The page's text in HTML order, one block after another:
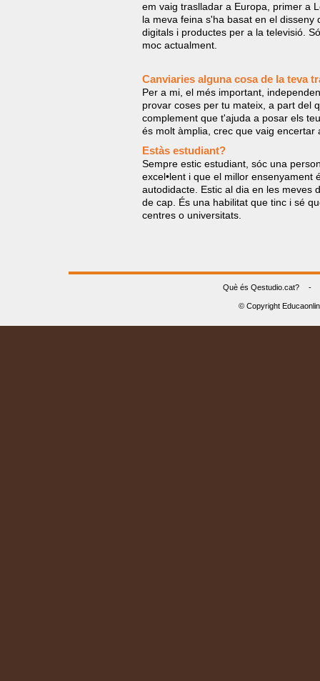
em vaig traslladar a Europa, primer a
la meva feina s'ha basat en el disseny
digitals i productes per a la televisió.
moc actualment.
Canviaries alguna cosa de la teva
Per a mi, el més important,
provar coses per tu mateix, a part del
complement que t'ajuda a posar els
és molt àmplia, crec que vaig encertar
Estàs estudiant?
Sempre estic estudiant, sóc una
excel•lent i que el millor
autodidacte. Estic al dia en les meves
de cap. És una habilitat que tinc i sé
centres o universitats.
Què és Qestudio.cat? -
© Copyright